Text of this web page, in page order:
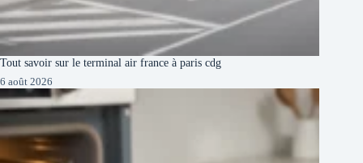
Tout savoir sur le terminal air france à paris cdg
6 août 2026